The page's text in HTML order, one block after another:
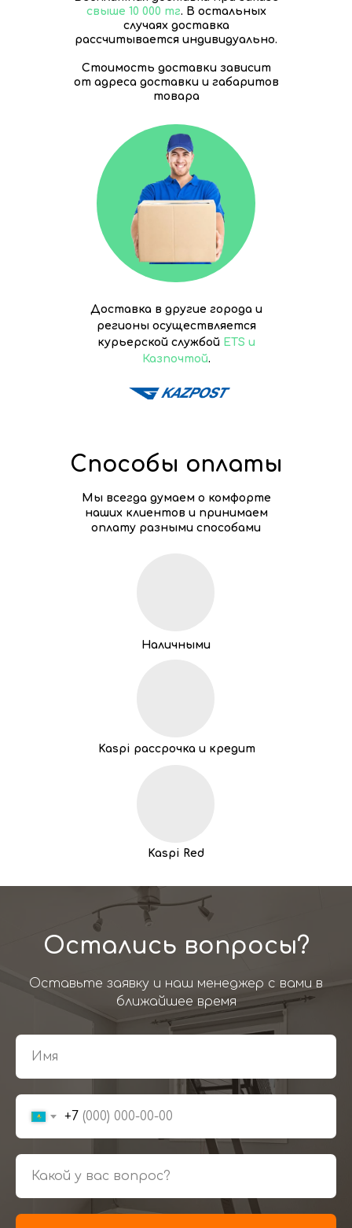
свыше 10 000 тг. В остальных
случаях доставка
рассчитывается индивидуально.
Стоимость доставки зависит
от адреса доставки и габаритов
товара
Доставка в другие города и
регионы осуществляется
курьерской службой ETS и
Казпочтой.
Наличными
Kaspi рассрочка и кредит
Kaspi Red
Способы оплаты
Мы всегда думаем о комфорте
наших клиентов и принимаем
оплату разными способами
Остались вопросы?
Оставьте заявку и наш менеджер с вами в
ближайшее время
+7